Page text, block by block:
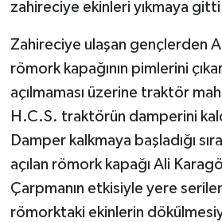
zahireciye ekinleri yıkmaya
Zahireciye ulaşan gençlerden
römork kapağının pimlerini
açılmaması üzerine traktör
H.C.S. traktörün damperini
Damper kalkmaya başladığı
açılan römork kapağı Ali
Çarpmanın etkisiyle yere
römorktaki ekinlerin